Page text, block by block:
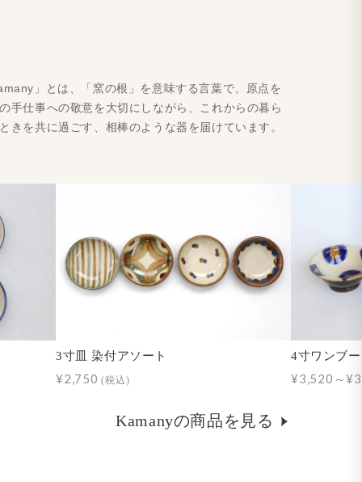
」とは、「窯の根」を意味する言葉で、原点を
手仕事への敬意を大切にしながら、これからの暮ら
を共に過ごす、相棒のような器を届けています。
3寸皿 染付アソート
¥2,750(税込)
4寸ワンブ
¥3,520～
Kamanyの商品を見る